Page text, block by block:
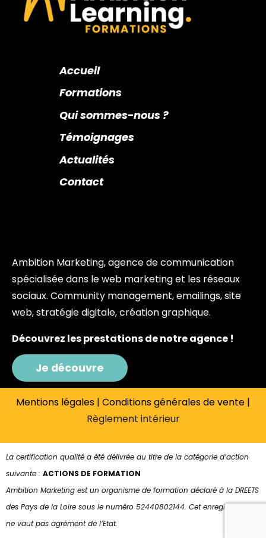
Accueil
Formations
Qui sommes-nous ?
Témoignages
Actualités
Contact
Ambition Marketing, agence de communication
spécialisée dans le web marketing et les réseaux
sociaux. Community management, emailings, site
web, stratégie digitale, création graphique.
Découvrez les prestations de notre agence !
Je découvre
Mentions légales | Conditions générales de vente |
Règlement intérieur
La certification qualité a été délivrée au titre de la catégorie d’action
suivante : ACTIONS DE FORMATION
Ambition Marketing est un organisme de formation déclaré à la DREETS
des Pays de la Loire sous le numéro 52440802144. Cet enregistrement
ne vaut pas agrément de l’Etat.